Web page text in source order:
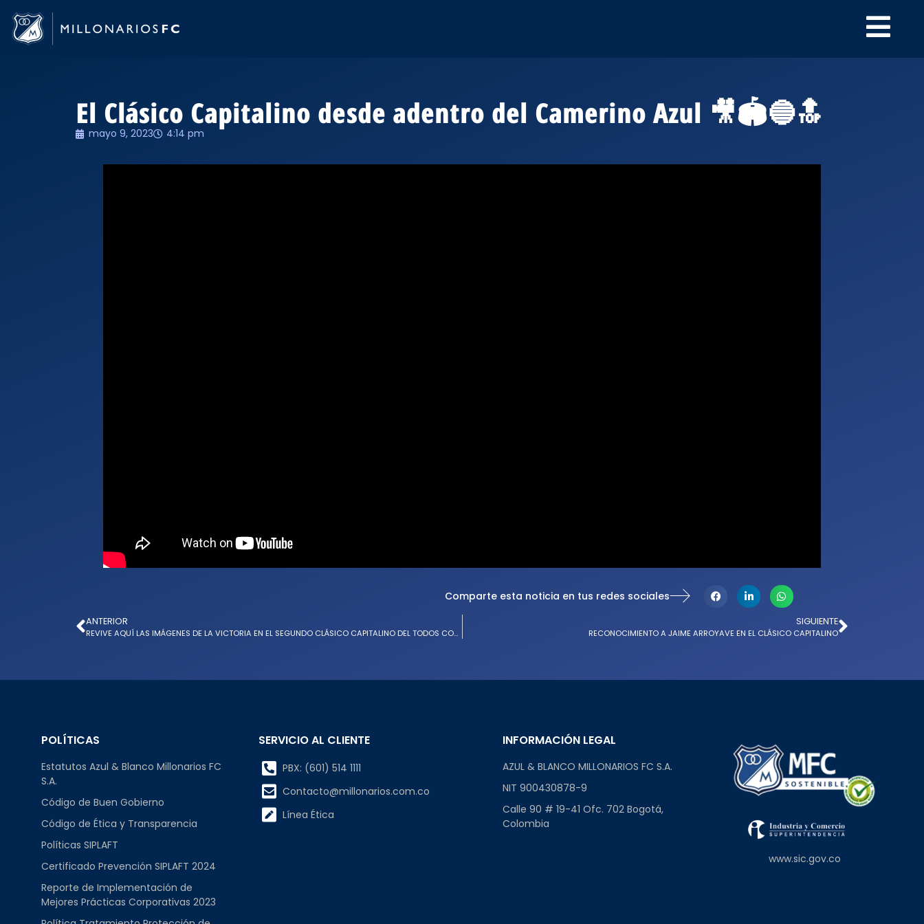
El Clásico Capitalino desde adentro del Camerino Azul 🎥🏟️🔵🔝
mayo 9, 2023 4:14 pm
Comparte esta noticia en tus redes sociales
ANTERIOR
REVIVE AQUÍ LAS IMÁGENES DE LA VICTORIA EN EL SEGUNDO CLÁSICO CAPITALINO DEL TODOS CONTRA TODOS
SIGUIENTE
RECONOCIMIENTO A JAIME ARROYAVE EN EL CLÁSICO CAPITALINO
POLÍTICAS
Estatutos Azul & Blanco Millonarios FC
S.A.
Código de Buen Gobierno
Código de Ética y Transparencia
Políticas SIPLAFT
Certificado Prevención SIPLAFT 2024
Reporte de Implementación de
Mejores Prácticas Corporativas 2023
SERVICIO AL CLIENTE
PBX: (601) 514 1111
Contacto@millonarios.com.co
Línea Ética
INFORMACIÓN LEGAL
AZUL & BLANCO MILLONARIOS FC S.A.
NIT 900430878-9
Calle 90 # 19-41 Ofc. 702 Bogotá,
Colombia
www.sic.gov.co